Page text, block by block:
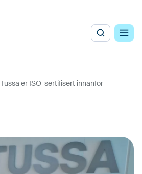
Tussa er ISO-sertifisert innanfor